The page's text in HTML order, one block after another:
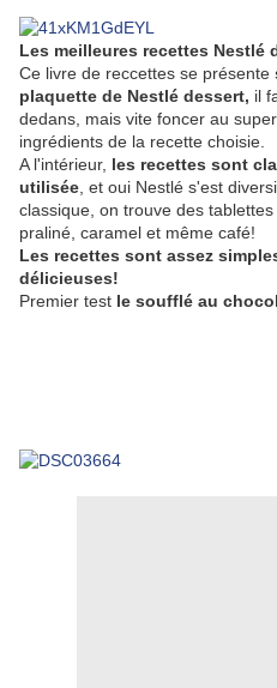
Les meilleures recettes Nestlé
Ce livre de reccettes se présente
plaquette de Nestlé dessert, il
dedans, mais vite foncer au
ingrédients de la recette choisie.
A l'intérieur, les recettes sont
utilisée , et oui Nestlé s'est
classique, on trouve des
praliné, caramel et même café!
Les recettes sont assez
délicieuses!
Premier test le soufflé au